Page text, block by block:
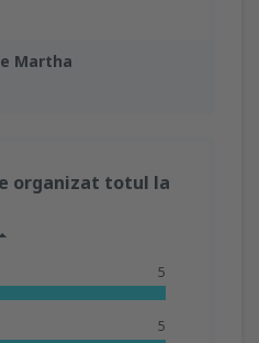
Martha
organizat totul la
5
5